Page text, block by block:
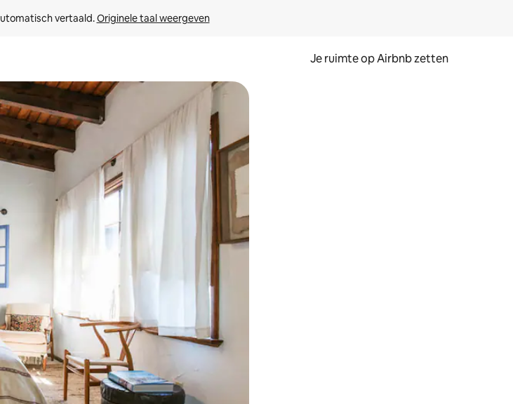
vertaald. Originele taal weergeven
Je ruimte op Airbnb zetten
omhoog en omlaag, óf door te tikken of swipen.